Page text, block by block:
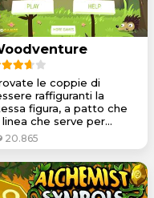
le coppie di
raffiguranti la
figura, a patto che
linea che serve per...
20.865